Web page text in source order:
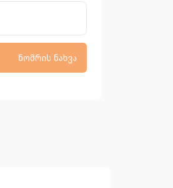
ნომრის ნახვა